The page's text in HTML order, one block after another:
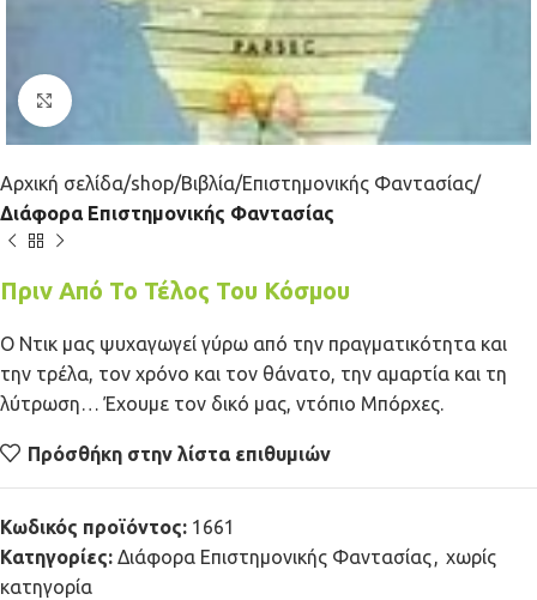
Κλικ για μεγέθυνση
Αρχική σελίδα shop Βιβλία Επιστημονικής Φαντασίας
Διάφορα Επιστημονικής Φαντασίας
Πριν Από Το Τέλος Του Κόσμου
Ο Ντικ μας ψυχαγωγεί γύρω από την πραγματικότητα και
την τρέλα, τον χρόνο και τον θάνατο, την αμαρτία και τη
λύτρωση… Έχουμε τον δικό μας, ντόπιο Μπόρχες.
Πρόσθήκη στην λίστα επιθυμιών
Κωδικός προϊόντος: 1661
Κατηγορίες: Διάφορα Επιστημονικής Φαντασίας, χωρίς
κατηγορία